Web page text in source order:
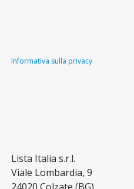
Informativa sulla privacy
Lista Italia s.r.l.
Viale Lombardia, 9